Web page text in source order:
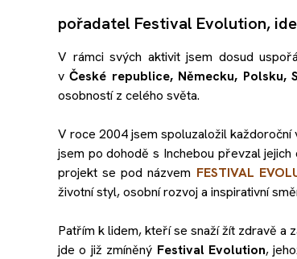
pořadatel Festival Evolution,
V rámci svých aktivit jsem dosud
vČeské republice, Německu, Polsku,
osobností z celého světa.
V roce 2004 jsem spoluzaložil každoroční
jsem po dohodě s Inchebou převzal
projekt se pod názvem FESTIVAL E
životní styl, osobní rozvoj a inspirativní
Patřím k lidem, kteří se snaží žít zdravě a
jde o již zmíněný Festival Evolution,